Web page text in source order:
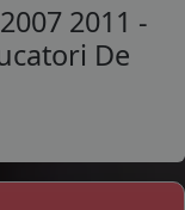
2011 -
De